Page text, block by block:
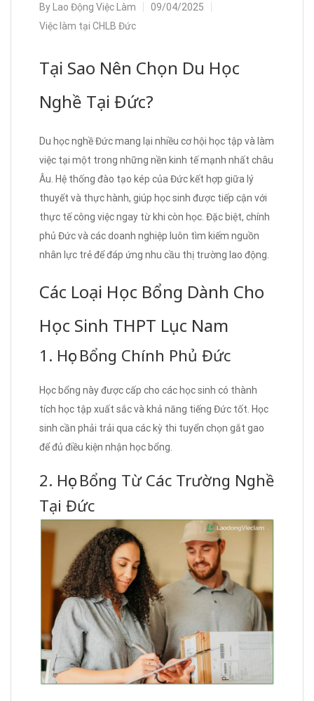
By Lao Động Việc Làm
09/04/2025
Việc làm tại CHLB Đức
Tại Sao Nên Chọn Du Học
Nghề Tại Đức?
Du học nghề Đức mang lại nhiều cơ hội học tập và làm
việc tại một trong những nền kinh tế mạnh nhất châu
Âu. Hệ thống đào tạo kép của Đức kết hợp giữa lý
thuyết và thực hành, giúp học sinh được tiếp cận với
thực tế công việc ngay từ khi còn học. Đặc biệt, chính
phủ Đức và các doanh nghiệp luôn tìm kiếm nguồn
nhân lực trẻ để đáp ứng nhu cầu thị trường lao động.
Các Loại Học Bổng Dành Cho
Học Sinh THPT Lục Nam
1. Học Bổng Chính Phủ Đức
Học bổng này được cấp cho các học sinh có thành
tích học tập xuất sắc và khả năng tiếng Đức tốt. Học
sinh cần phải trải qua các kỳ thi tuyển chọn gắt gao
để đủ điều kiện nhận học bổng.
2. Học Bổng Từ Các Trường Nghề
Tại Đức